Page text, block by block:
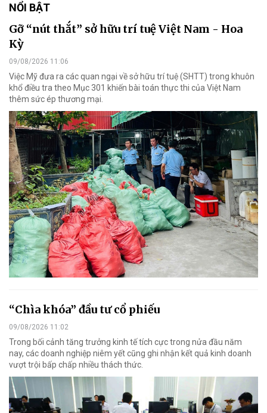
NỔI BẬT
Gỡ “nút thắt” sở hữu trí tuệ Việt Nam - Hoa
Kỳ
09/08/2026 11:06
Việc Mỹ đưa ra các quan ngại về sở hữu trí tuệ (SHTT) trong khuôn
khổ điều tra theo Mục 301 khiến bài toán thực thi của Việt Nam
thêm sức ép thương mại.
“Chìa khóa” đầu tư cổ phiếu
09/08/2026 11:02
Trong bối cảnh tăng trưởng kinh tế tích cực trong nửa đầu năm
nay, các doanh nghiệp niêm yết cũng ghi nhận kết quả kinh doanh
vượt trội bấp chấp nhiều thách thức.